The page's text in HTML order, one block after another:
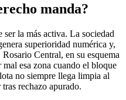
manda?
la más activa. La sociedad
superioridad numérica y,
Central, en su esquema
esa zona cuando el bloque
no siempre llega limpia al
rechazo apurado.